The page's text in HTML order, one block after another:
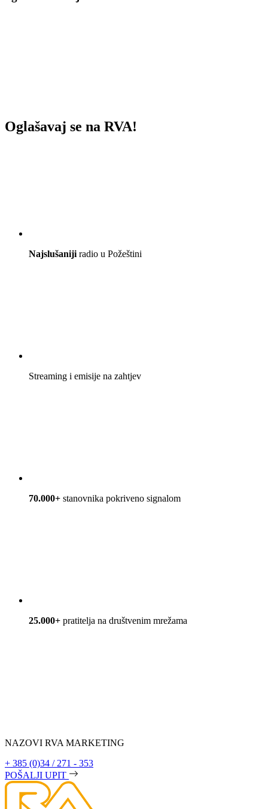
Oglašavaj se na RVA!
Najslušaniji radio u Požeštini
Streaming i emisije na zahtjev
70.000+ stanovnika pokriveno signalom
25.000+ pratitelja na društvenim mrežama
NAZOVI RVA MARKETING
+ 385 (0)34 / 271 - 353
POŠALJI UPIT